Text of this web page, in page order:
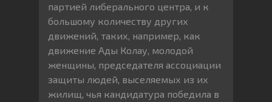
партией либерального центра, и к
большому количеству других
движений, таких, например, как
движение Ады Колау, молодой
женщины, председателя ассоциации
защиты людей, выселяемых из их
жилищ, чья кандидатура победила в